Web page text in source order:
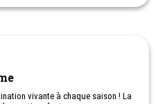
vivante à chaque saison ! La